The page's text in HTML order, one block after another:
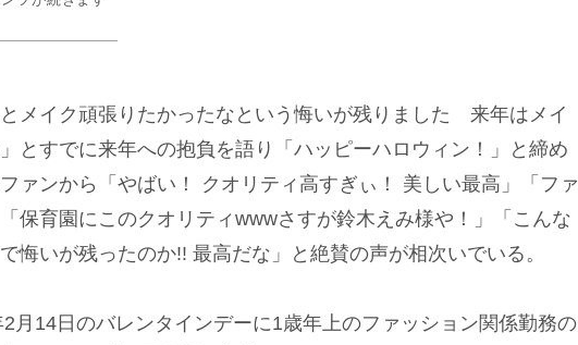
メイク頑張りたかったなという悔いが残りました 来年はメイ
とすでに来年への抱負を語り「ハッピーハロウィン！」と締め
ァンから「やばい！ クオリティ高すぎぃ！ 美しい最高」「ファ
保育園にこのクオリティwwwさすが鈴木えみ様や！」「こんな
悔いが残ったのか!! 最高だな」と絶賛の声が相次いでいる。
月14日のバレンタインデーに1歳年上のファッション関係勤務の